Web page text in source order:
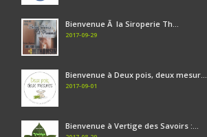
Bienvenue Ã la Siroperie Th...
2017-09-29
Bienvenue à Deux pois, deux mesur...
2017-09-01
Bienvenue à Vertige des Savoirs :...